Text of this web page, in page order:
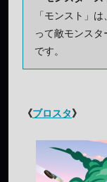
「モンスト」
って敵モンス
です。
《ブロスタ》